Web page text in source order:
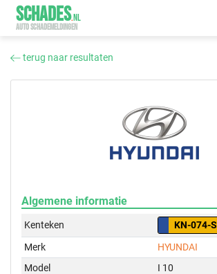
SCHADES.NL
AUTO SCHADEMELDINGEN
terug naar resultaten
Algemene informatie
Kenteken
KN-074-S
Merk
HYUNDAI
Model
I 10